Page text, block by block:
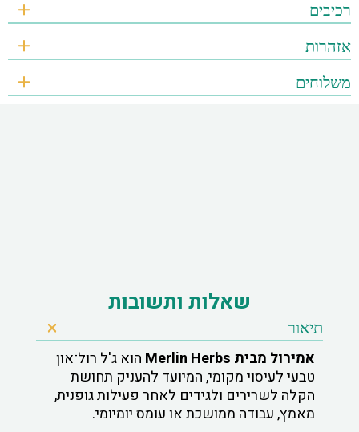
רכיבים
אזהרות
משלוחים
שאלות ותשובות
תיאור
אמירול מבית Merlin Herbs
הוא ג'ל רול־און
טבעי לעיסוי מקומי, המיועד להעניק תחושת
הקלה לשרירים ולגידים לאחר פעילות גופנית,
מאמץ, עבודה ממושכת או עומס יומיומי.